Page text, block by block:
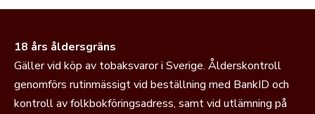
18 års åldersgräns
Gäller vid köp av tobaksvaror i Sverige. Ålderskontroll
genomförs rutinmässigt vid beställning med BankID och
kontroll av folkbokföringsadress, samt vid utlämning på